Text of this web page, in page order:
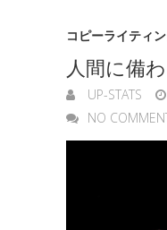
コピーライティ
人間に備
UP-STATS
NO